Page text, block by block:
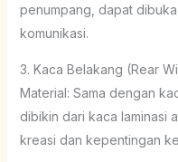
penumpang, dapat
komunikasi.
3. Kaca Belakang (Rear
Material: Sama dengan
dibikin dari kaca laminasi
kreasi dan kepentingan